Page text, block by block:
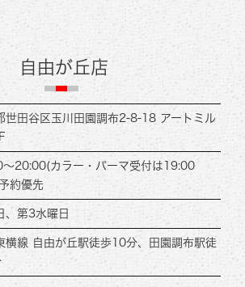
自由が丘店
世田谷区玉川田 園調布2-8-18 アートミル
～20:00(カラー・パーマ受付は19:00
約優先
、第3水曜日
横線 自由が丘駅徒歩10分、
田園調布駅徒